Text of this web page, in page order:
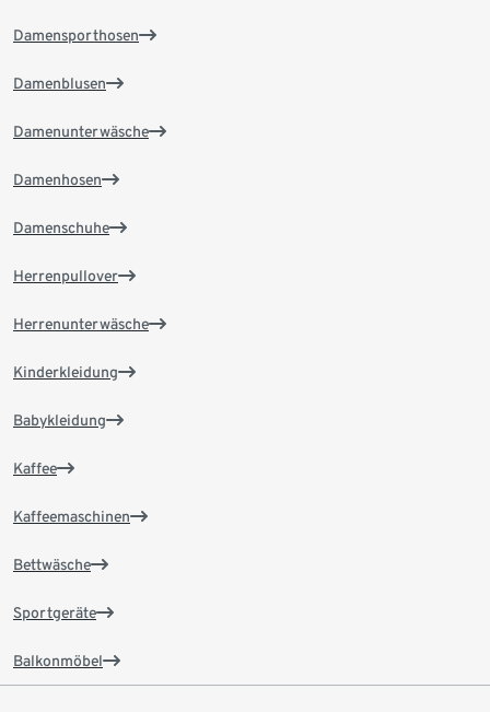
Damensporthosen
Damenblusen
Damenunterwäsche
Damenhosen
Damenschuhe
Herrenpullover
Herrenunterwäsche
Kinderkleidung
Babykleidung
Kaffee
Kaffeemaschinen
Bettwäsche
Sportgeräte
Balkonmöbel